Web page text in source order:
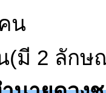
น
(มี 2 ลักษ